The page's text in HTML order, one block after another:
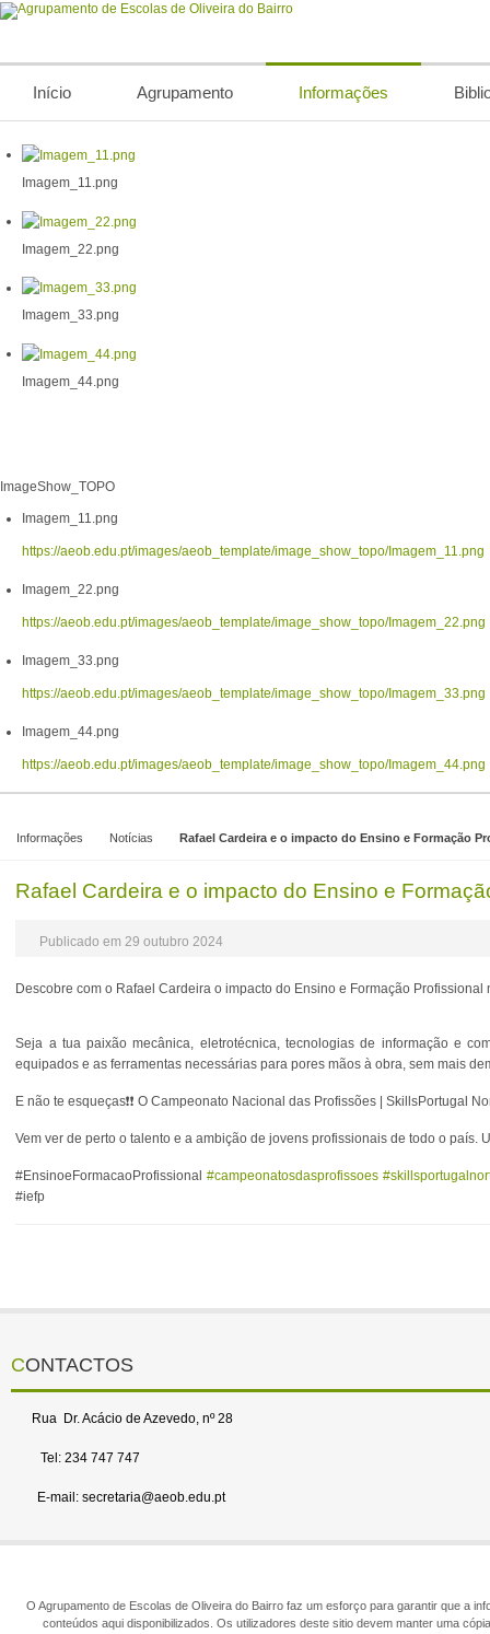
Início Agrupamento Informações
Imagem_11.png
Imagem_22.png
Imagem_33.png
Imagem_44.png
ImageShow_TOPO
Imagem_11.png
https://aeob.edu.pt/images/aeob_template/image_show_topo/Imagem_11.png
Imagem_22.png
https://aeob.edu.pt/images/aeob_template/image_show_topo/Imagem_22.png
Imagem_33.png
https://aeob.edu.pt/images/aeob_template/image_show_topo/Imagem_33.png
Imagem_44.png
https://aeob.edu.pt/images/aeob_template/image_show_topo/Imagem_44.png
Informações Notícias Rafael Cardeira e o impacto do Ensino e Formação
Rafael Cardeira e o impacto do Ensino e
Publicado em 29 outubro 2024
Descobre com o Rafael Cardeira o impacto do Ensino e Formação
Seja a tua paixão mecânica, eletrotécnica, tecnologias de informação e
equipados e as ferramentas necessárias para pores mãos à obra, sem mais
E não te esqueças❗❗ O Campeonato Nacional das Profissões | SkillsPortugal
Vem ver de perto o talento e a ambição de jovens profissionais de todo o país.
#EnsinoeFormacaoProfissional#campeonatosdasprofissoes
#iefp
CONTACTOS
Rua Dr. Acácio de Azevedo, nº 28
Tel: 234 747 747
E-mail: secretaria@aeob.edu.pt
O Agrupamento de Escolas de Oliveira do Bairro faz um esforço para garantir que a
conteúdos aqui disponibilizados. Os utilizadores deste sitio devem manter uma